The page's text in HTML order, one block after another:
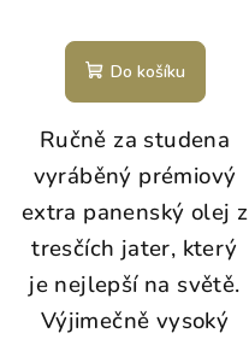
hodnocení
produktu
z
hvězdiček.
Do košíku
Ručně za studena
vyráběný prémiový
extra panenský olej z
tresčích jater, který
je nejlepší na světě.
Výjimečně vysoký